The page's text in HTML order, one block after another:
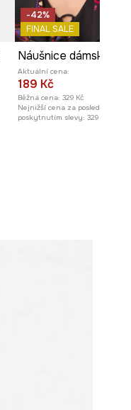
-42%
FINAL SALE
Aktuální cena:
189 Kč
Běžná cena: 329 Kč
Nejnižší cena za posledních 30
poskytnutím slevy: 329 Kč